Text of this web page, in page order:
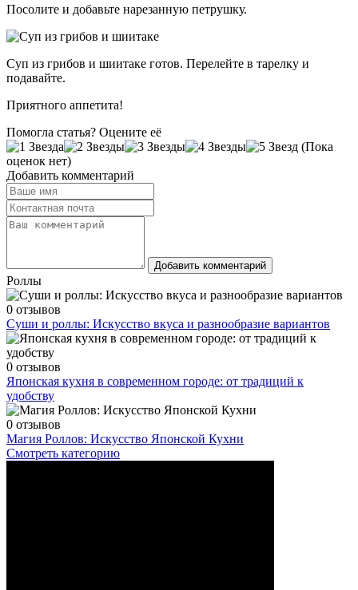
Посолите и добавьте нарезанную петрушку.
Суп из грибов и шиитаке готов. Перелейте в тарелку и
подавайте.
Приятного аппетита!
Помогла статья? Оцените её
(Пока
оценок нет)
Добавить комментарий
Добавить комментарий
Роллы
0 отзывов
Суши и роллы: Искусство вкуса и разнообразие вариантов
0 отзывов
Японская кухня в современном городе: от традиций к
удобству
0 отзывов
Магия Роллов: Искусство Японской Кухни
Смотреть категорию